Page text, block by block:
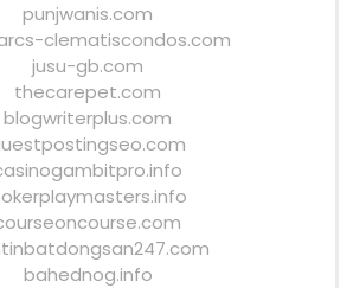
punjwanis.com
clematiscondos.com
jusu-gb.com
thecarepet.com
blogwriterplus.com
bahednog.info